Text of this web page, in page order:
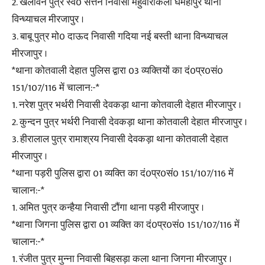
विन्ध्याचल मीरजापुर ।
3. बाबू पुत्र मो0 दाऊद निवासी गदिया नई बस्ती थाना विन्ध्याचल
मीरजापुर ।
*थाना कोतवाली देहात पुलिस द्वारा 03 व्यक्तियों का दं0प्र0सं0
151/107/116 में चालान:-*
1. नरेश पुत्र भर्थरी निवासी देवकड़ा थाना कोतवाली देहात मीरजापुर ।
2. कुन्दन पुत्र भर्थरी निवासी देवकड़ा थाना कोतवाली देहात मीरजापुर ।
3. हीरालाल पुत्र रामाश्रय निवासी देवकड़ा थाना कोतवाली देहात
मीरजापुर ।
*थाना पड़री पुलिस द्वारा 01 व्यक्ति का दं0प्र0सं0 151/107/116 में
चालान:-*
1. अमित पुत्र कन्हैया निवासी टौंगा थाना पड़री मीरजापुर ।
*थाना जिगना पुलिस द्वारा 01 व्यक्ति का दं0प्र0सं0 151/107/116 में
चालान:-*
1. रंजीत पुत्र मुन्ना निवासी बिहसड़ा कला थाना जिगना मीरजापुर ।